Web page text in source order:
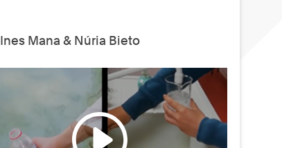
Ines Mana & Núria Bieto